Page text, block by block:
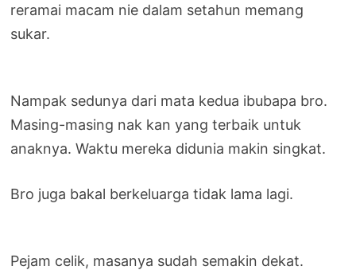
reramai macam nie dalam setahun memang
sukar.
Nampak sedunya dari mata kedua ibubapa bro.
Masing-masing nak kan yang terbaik untuk
anaknya. Waktu mereka didunia makin singkat.
Bro juga bakal berkeluarga tidak lama lagi.
Pejam celik, masanya sudah semakin dekat.